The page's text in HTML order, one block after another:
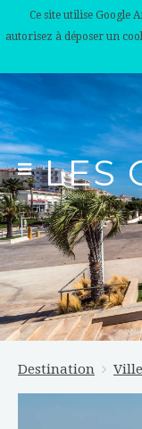
Ce site utilise Google
autorisez à déposer un
LES
Destination Ville